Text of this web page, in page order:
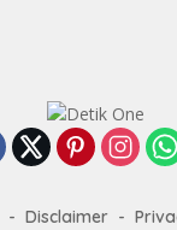
Disclaimer